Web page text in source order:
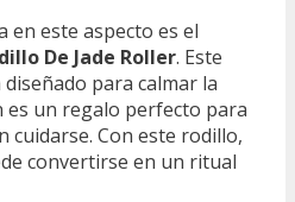
en este aspecto es el
De Jade Roller. Este
para calmar la
es un regalo perfecto para
cuidarse. Con este rodillo,
convertirse en un ritual